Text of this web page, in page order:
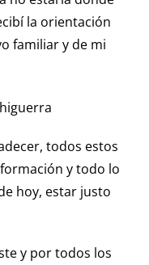
la orientación
familiar y de mi
todos estos
y todo lo
hoy, estar justo
y por todos los